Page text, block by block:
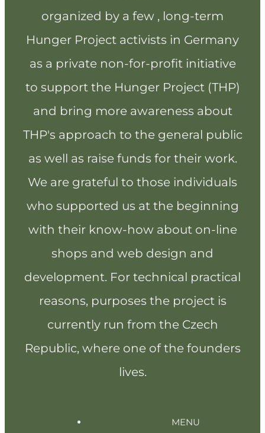
organized by a few , long-term
Hunger Project activists in Germany
as a private non-for-profit initiative
to support the Hunger Project (THP)
and bring more awareness about
THP's approach to the general public
as well as raise funds for their work.
We are grateful to those individuals
who supported us at the beginning
with their know-how about on-line
shops and web design and
development. For technical practical
reasons, purposes the project is
currently run from the Czech
Republic, where one of the founders
lives.
MENU